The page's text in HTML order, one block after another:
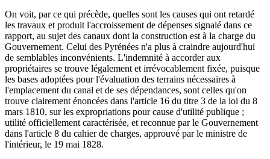
On voit, par ce qui précède, quelles sont les causes qui ont retardé
les travaux et produit l'accroissement de dépenses signalé dans ce
rapport, au sujet des canaux dont la construction est à la charge du
Gouvernement. Celui des Pyrénées n'a plus à craindre aujourd'hui
de semblables inconvénients. L'indemnité à accorder aux
propriétaires se trouve légalement et irrévocablement fixée, puisque
les bases adoptées pour l'évaluation des terrains nécessaires à
l'emplacement du canal et de ses dépendances, sont celles qu'on
trouve clairement énoncées dans l'article 16 du titre 3 de la loi du 8
mars 1810, sur les expropriations pour cause d'utilité publique ;
utilité officiellement caractérisée, et reconnue par le Gouvernement
dans l'article 8 du cahier de charges, approuvé par le ministre de
l'intérieur, le 19 mai 1828.